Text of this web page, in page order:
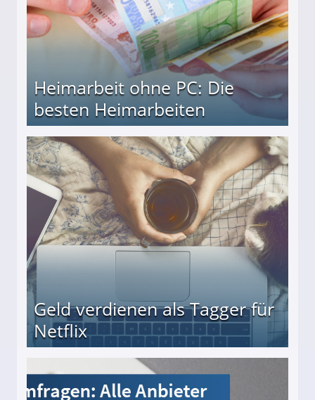
Heimarbeit ohne PC: Die
besten Heimarbeiten
Geld verdienen als Tagger für
Netflix